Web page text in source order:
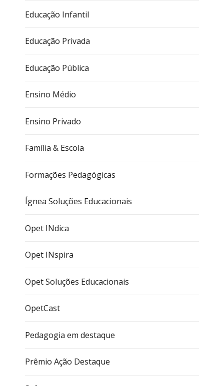
Educação Infantil
Educação Privada
Educação Pública
Ensino Médio
Ensino Privado
Família & Escola
Formações Pedagógicas
Ígnea Soluções Educacionais
Opet INdica
Opet INspira
Opet Soluções Educacionais
OpetCast
Pedagogia em destaque
Prêmio Ação Destaque